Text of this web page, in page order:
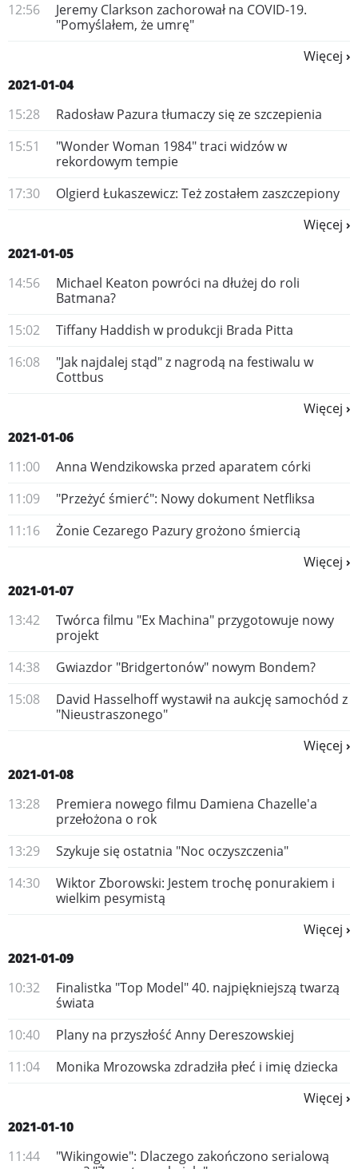
12:56
​Jeremy Clarkson zachorował na COVID-19.
"Pomyślałem, że umrę"
Więcej
2021-01-04
15:28
Radosław Pazura tłumaczy się ze szczepienia
15:51
"Wonder Woman 1984" traci widzów w
rekordowym tempie
17:30
Olgierd Łukaszewicz: Też zostałem zaszczepiony
Więcej
2021-01-05
14:56
Michael Keaton powróci na dłużej do roli
Batmana?
15:02
Tiffany Haddish w produkcji Brada Pitta
16:08
"Jak najdalej stąd" z nagrodą na festiwalu w
Cottbus
Więcej
2021-01-06
11:00
Anna Wendzikowska przed aparatem córki
11:09
"Przeżyć śmierć": Nowy dokument Netfliksa
11:16
Żonie Cezarego Pazury grożono śmiercią
Więcej
2021-01-07
13:42
Twórca filmu "Ex Machina" przygotowuje nowy
projekt
14:38
Gwiazdor "Bridgertonów" nowym Bondem?
15:08
David Hasselhoff wystawił na aukcję samochód z
"Nieustraszonego"
Więcej
2021-01-08
13:28
Premiera nowego filmu Damiena Chazelle'a
przełożona o rok
13:29
Szykuje się ostatnia "Noc oczyszczenia"
14:30
Wiktor Zborowski: Jestem trochę ponurakiem i
wielkim pesymistą
Więcej
2021-01-09
10:32
Finalistka "Top Model" 40. najpiękniejszą twarzą
świata
10:40
Plany na przyszłość Anny Dereszowskiej
11:04
​Monika Mrozowska zdradziła płeć i imię dziecka
Więcej
2021-01-10
11:44
"Wikingowie": Dlaczego zakończono serialową